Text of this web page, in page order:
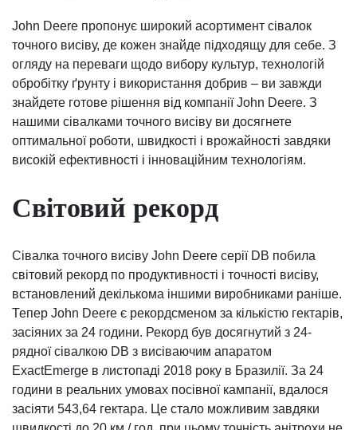
John Deere пропонує широкий асортимент сівалок
точного висіву, де кожен знайде підходящу для себе. З
огляду на переваги щодо вибору культур, технологій
обробітку ґрунту і використання добрив – ви завжди
знайдете готове рішення від компанії John Deere. З
нашими сівалками точного висіву ви досягнете
оптимальної роботи, швидкості і врожайності завдяки
високій ефективності і інноваційним технологіям.
Світовий рекорд
Сівалка точного висіву John Deere серії DB побила
світовий рекорд по продуктивності і точності висіву,
встановлений декількома іншими виробниками раніше.
Тепер John Deere є рекордсменом за кількістю гектарів,
засіяних за 24 години. Рекорд був досягнутий з 24-
рядної сівалкою DB з висіваючим апаратом
ExactEmerge в листопаді 2018 року в Бразилії. За 24
години в реальних умовах посівної кампанії, вдалося
засіяти 543,64 гектара. Це стало можливим завдяки